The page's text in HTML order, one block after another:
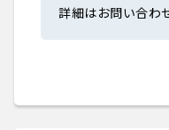
詳細はお問い合わ